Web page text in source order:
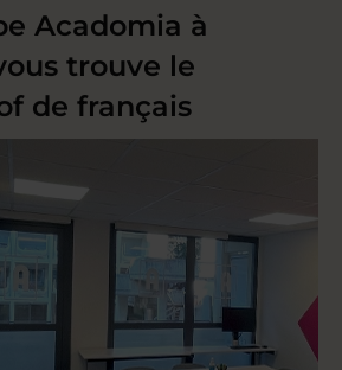
Acadomia à
trouve le
de français